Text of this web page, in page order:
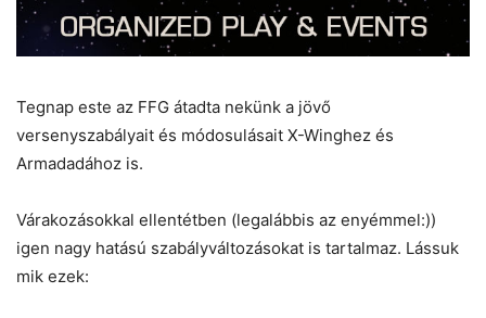
Tegnap este az FFG átadta nekünk a jövő
versenyszabályait és módosulásait X-Winghez és
Armadadához is.
Várakozásokkal ellentétben (legalábbis az enyémmel:))
igen nagy hatású szabályváltozásokat is tartalmaz. Lássuk
mik ezek: